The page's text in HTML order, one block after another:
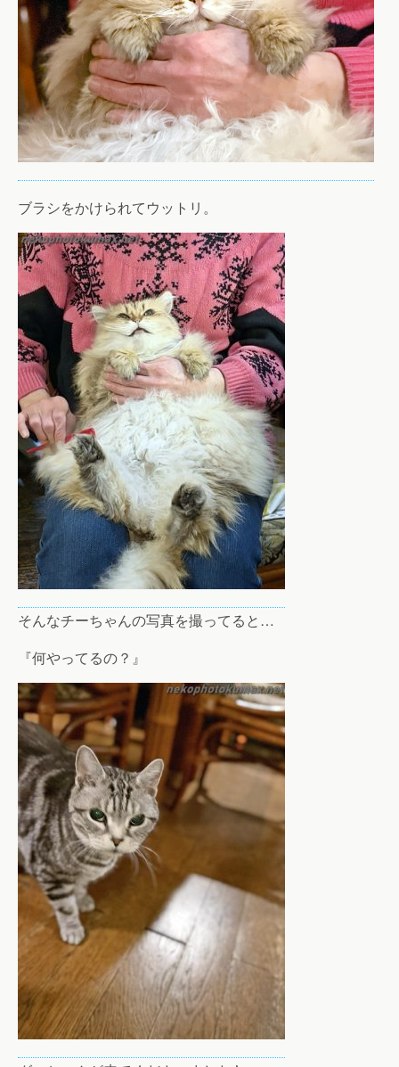
ブラシをかけられてウットリ。
そんなチーちゃんの写真を撮ってると…
『何やってるの？』